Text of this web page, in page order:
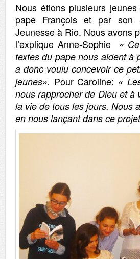
Nous étions plusieurs
pape François et par son
Jeunesse à Rio. Nous avons
l’explique Anne-Sophie «
textes du pape nous aident
a donc voulu concevoir ce
jeunes». Pour Caroline: «
nous rapprocher de Dieu et
la vie de tous les jours. Nous
en nous lançant dans ce